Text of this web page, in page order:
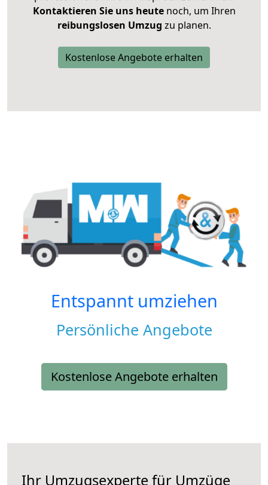
Kontaktieren Sie uns heutenoch, um Ihren
reibungslosen Umzug zu planen.
Kostenlose Angebote erhalten
Entspannt umziehen
Persönliche Angebote
Kostenlose Angebote erhalten
Ihr Umzugsexperte für Umzüge